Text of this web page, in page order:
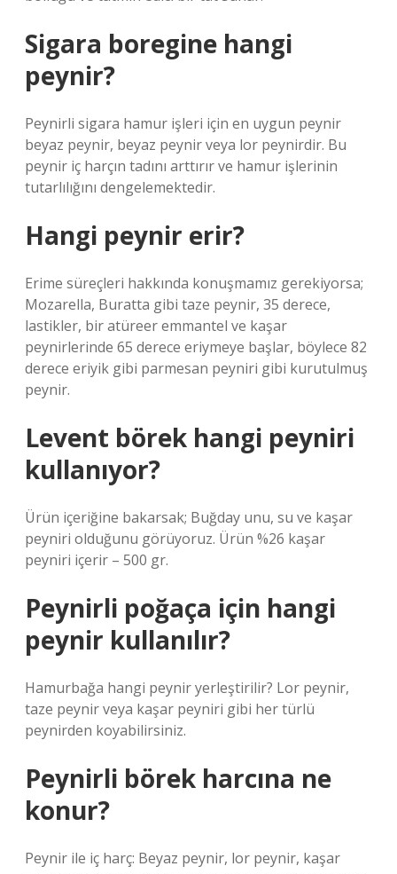
Sigara boregine hangi
peynir?
Peynirli sigara hamur işleri için en uygun peynir
beyaz peynir, beyaz peynir veya lor peynirdir. Bu
peynir iç harçın tadını arttırır ve hamur işlerinin
tutarlılığını dengelemektedir.
Hangi peynir erir?
Erime süreçleri hakkında konuşmamız gerekiyorsa;
Mozarella, Buratta gibi taze peynir, 35 derece,
lastikler, bir atüreer emmantel ve kaşar
peynirlerinde 65 derece eriymeye başlar, böylece 82
derece eriyik gibi parmesan peyniri gibi kurutulmuş
peynir.
Levent börek hangi peyniri
kullanıyor?
Ürün içeriğine bakarsak; Buğday unu, su ve kaşar
peyniri olduğunu görüyoruz. Ürün %26 kaşar
peyniri içerir – 500 gr.
Peynirli poğaça için hangi
peynir kullanılır?
Hamurbağa hangi peynir yerleştirilir? Lor peynir,
taze peynir veya kaşar peyniri gibi her türlü
peynirden koyabilirsiniz.
Peynirli börek harcına ne
konur?
Peynir ile iç harç: Beyaz peynir, lor peynir, kaşar